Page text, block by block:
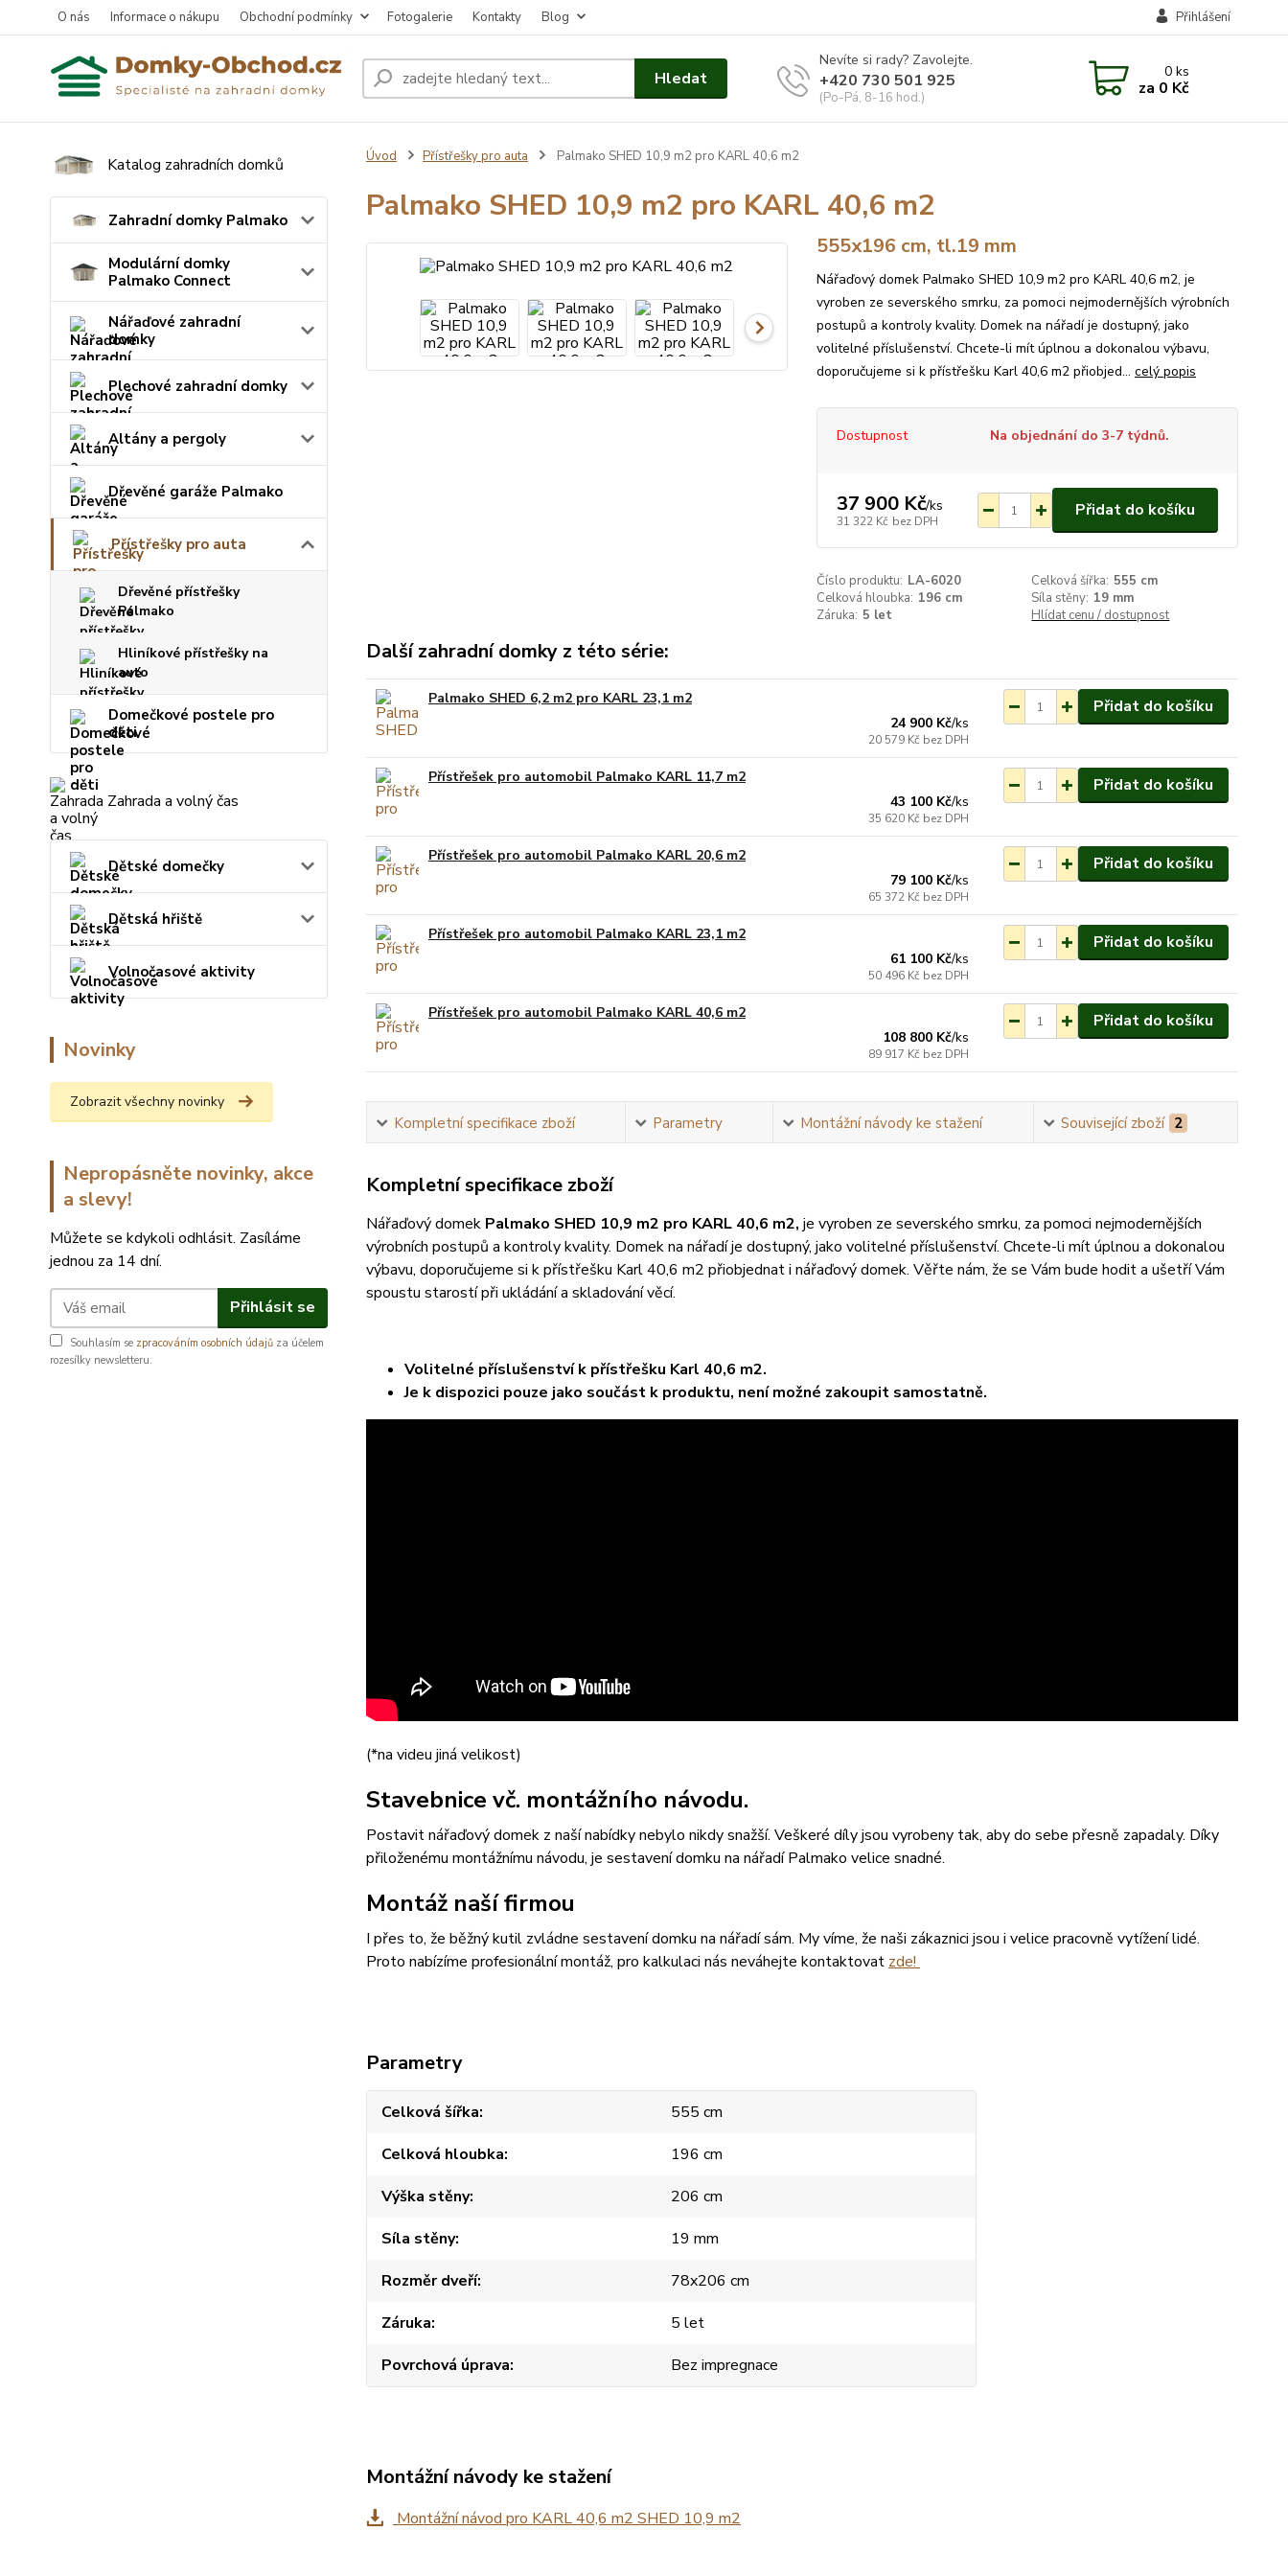
O nás Informace o nákupu Obchodní podmínky Fotogalerie Kontakty Blog Přihlášení
Hledat
Nevíte si rady? Zavolejte.
+420 730 501 925
(Po-Pá, 8-16 hod.)
0ks
za 0 Kč
Katalog zahradních domků
Zahradní domky Palmako
Modulární domky
Palmako Connect
Nářaďové zahradní
domky
Plechové zahradní domky
Altány a pergoly
Dřevěné garáže Palmako
Přístřešky pro auta
Dřevěné přístřešky
Palmako
Hliníkové přístřešky na
auto
Domečkové postele pro
děti
Zahrada a volný čas
Dětské domečky
Dětská hřiště
Volnočasové aktivity
Novinky
Zobrazit všechny novinky
Nepropásněte novinky, akce
a slevy!
Můžete se kdykoli odhlásit. Zasíláme
jednou za 14 dní.
Přihlásit se
Souhlasím se zpracováním osobních údajů za účelem
rozesílky newsletteru.
Úvod Přístřešky pro auta Palmako SHED 10,9 m2 pro KARL 40,6 m2
Palmako SHED 10,9 m2 pro KARL 40,6 m2
555x196 cm, tl.19 mm
Nářaďový domek Palmako SHED 10,9 m2 pro KARL 40,6 m2, je
vyroben ze severského smrku, za pomoci nejmodernějších výrobních
postupů a kontroly kvality. Domek na nářadí je dostupný, jako
volitelné příslušenství. Chcete-li mít úplnou a dokonalou výbavu,
doporučujeme si k přístřešku Karl 40,6 m2 přiobjed... celý popis
Dostupnost Na objednání do 3-7 týdnů.
37 900 Kč/ks
31 322 Kč bez DPH
Přidat do košíku
Číslo produktu: LA-6020 Celková šířka: 555 cm
Celková hloubka: 196 cm Síla stěny: 19 mm
Záruka: 5 let Hlídat cenu / dostupnost
Další zahradní domky z této série:
Palmako SHED 6,2 m2 pro KARL 23,1 m2
24 900 Kč/ks
20 579 Kč bez DPH
Přidat do košíku
Přístřešek pro automobil Palmako KARL 11,7 m2
43 100 Kč/ks
35 620 Kč bez DPH
Přidat do košíku
Přístřešek pro automobil Palmako KARL 20,6 m2
79 100 Kč/ks
65 372 Kč bez DPH
Přidat do košíku
Přístřešek pro automobil Palmako KARL 23,1 m2
61 100 Kč/ks
50 496 Kč bez DPH
Přidat do košíku
Přístřešek pro automobil Palmako KARL 40,6 m2
108 800 Kč/ks
89 917 Kč bez DPH
Přidat do košíku
Kompletní specifikace zboží Parametry Montážní návody ke stažení Související zboží 2
Kompletní specifikace zboží
Nářaďový domek Palmako SHED 10,9 m2 pro KARL 40,6 m2, je vyroben ze severského smrku, za pomoci nejmodernějších
výrobních postupů a kontroly kvality. Domek na nářadí je dostupný, jako volitelné příslušenství. Chcete-li mít úplnou a dokonalou
výbavu, doporučujeme si k přístřešku Karl 40,6 m2 přiobjednat i nářaďový domek. Věřte nám, že se Vám bude hodit a ušetří Vám
spoustu starostí při ukládání a skladování věcí.
Volitelné příslušenství k přístřešku Karl 40,6 m2.
Je k dispozici pouze jako součást k produktu, není možné zakoupit samostatně.
(*na videu jiná velikost)
Stavebnice vč. montážního návodu.
Postavit nářaďový domek z naší nabídky nebylo nikdy snažší. Veškeré díly jsou vyrobeny tak, aby do sebe přesně zapadaly. Díky
přiloženému montážnímu návodu, je sestavení domku na nářadí Palmako velice snadné.
Montáž naší firmou
I přes to, že běžný kutil zvládne sestavení domku na nářadí sám. My víme, že naši zákaznici jsou i velice pracovně vytížení lidé.
Proto nabízíme profesionální montáž, pro kalkulaci nás neváhejte kontaktovat zde!
Parametry
Celková šířka
555 cm
Celková hloubka
196 cm
Výška stěny
206 cm
Síla stěny
19 mm
Rozměr dveří
78x206 cm
Záruka
5 let
Povrchová úprava
Bez impregnace
Montážní návody ke stažení
Montážní návod pro KARL 40,6 m2 SHED 10,9 m2